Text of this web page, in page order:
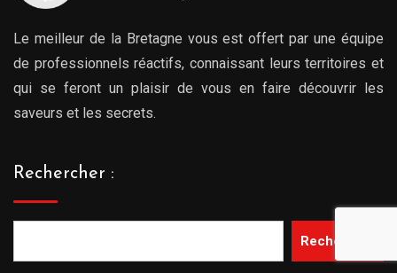
Le meilleur de la Bretagne vous est offert par une équipe
de professionnels réactifs, connaissant leurs territoires et
qui se feront un plaisir de vous en faire découvrir les
saveurs et les secrets.
Rechercher :
Rechercher